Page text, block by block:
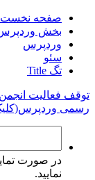
صفحه نخست
بخش
وردپرس
سئو
تگ Title
توقف فعالیت
رسمی
در صورت
نمایید.